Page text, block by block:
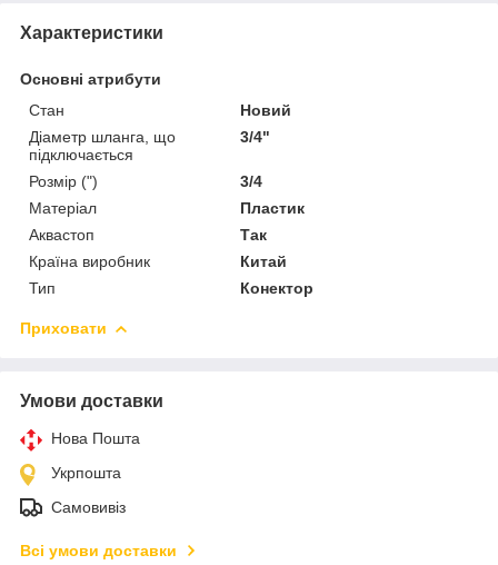
Характеристики
Основні атрибути
Стан
Новий
Діаметр шланга, що
підключається
3/4"
Розмір (")
3/4
Матеріал
Пластик
Аквастоп
Так
Країна виробник
Китай
Тип
Конектор
Приховати
Умови доставки
Нова Пошта
Укрпошта
Самовивіз
Всі умови доставки